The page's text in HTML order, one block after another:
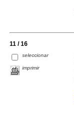
11 / 16
seleccionar
imprimir